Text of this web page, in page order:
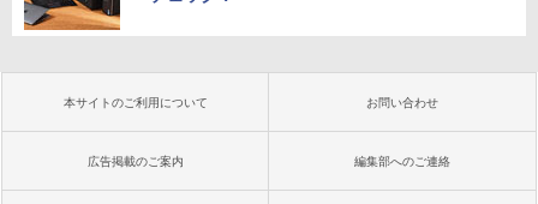
本サイトのご利用について お問い合わせ
広告掲載のご案内 編集部へのご連絡